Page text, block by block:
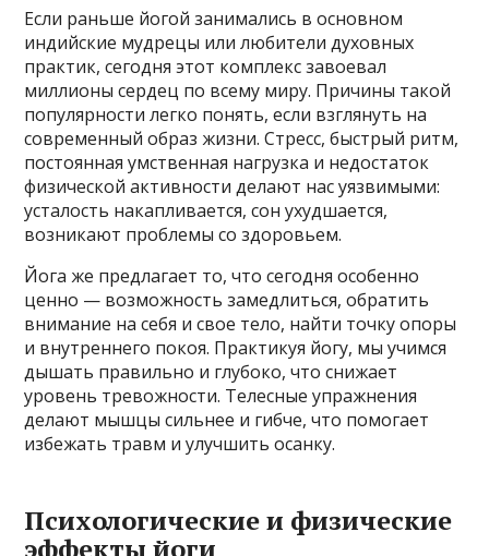
Если раньше йогой занимались в основном
индийские мудрецы или любители духовных
практик, сегодня этот комплекс завоевал
миллионы сердец по всему миру. Причины такой
популярности легко понять, если взглянуть на
современный образ жизни. Стресс, быстрый ритм,
постоянная умственная нагрузка и недостаток
физической активности делают нас уязвимыми:
усталость накапливается, сон ухудшается,
возникают проблемы со здоровьем.
Йога же предлагает то, что сегодня особенно
ценно — возможность замедлиться, обратить
внимание на себя и свое тело, найти точку опоры
и внутреннего покоя. Практикуя йогу, мы учимся
дышать правильно и глубоко, что снижает
уровень тревожности. Телесные упражнения
делают мышцы сильнее и гибче, что помогает
избежать травм и улучшить осанку.
Психологические и физические
эффекты йоги